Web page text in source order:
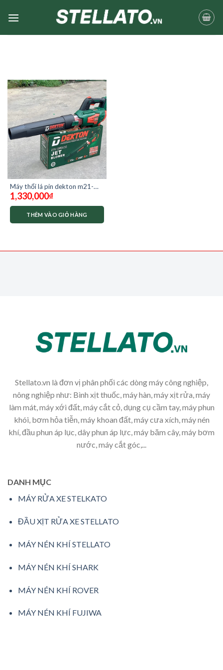
Máy thổi lá pin dekton m21-
TB02 ( chưa pin và sạc)
1,330,000₫
THÊM VÀO GIỎ HÀNG
Stellato.vn là đơn vị phân phối các dòng máy công nghiệp,
nông nghiệp như: Bình xịt thuốc, máy hàn, máy xịt rửa, máy
làm mát, máy xới đất, máy cắt cỏ, dụng cụ cầm tay, máy phun
khói, bơm hỏa tiễn, máy khoan đất, máy cưa xích, máy nén
khí, đầu phun áp lục, dây phun áp lực, máy băm cây, máy bơm
nước, máy cắt góc,...
DANH MỤC
MÁY RỬA XE STELKATO
ĐẦU XỊT RỬA XE STELLATO
MÁY NÉN KHÍ STELLATO
MÁY NÉN KHÍ SHARK
MÁY NÉN KHÍ ROVER
MÁY NÉN KHÍ FUJIWA